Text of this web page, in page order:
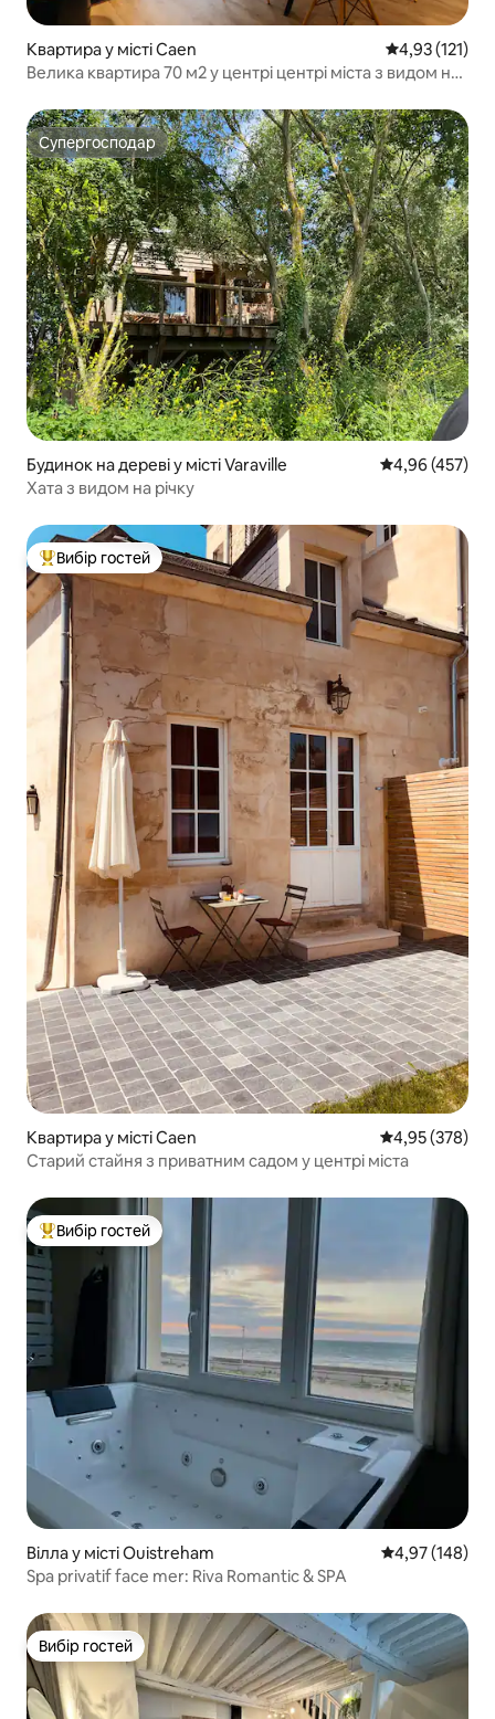
Квартира у місті Caen Середня
4,93 (121)
Велика квартира 70 м2 у центрі центрі міста з видом на
Супергосподар
Супергосподар
Будинок на дереві у місті Varaville Середня
4,96 (457)
Хата з видом на річку
Топ вибір гостей
Вибір гостей
Квартира у місті Caen Середня
4,95 (378)
Старий стайня з приватним садом у центрі міста
Топ вибір гостей
Вибір гостей
Вілла у місті Ouistreham Середня
4,97 (148)
Spa privatif face mer: Riva Romantic & SPA
Вибір гостей
Вибір гостей